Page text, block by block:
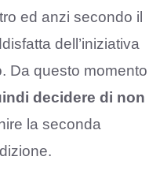
ed anzi secondo il
dell’iniziativa
Da questo momento
decidere di non
la seconda